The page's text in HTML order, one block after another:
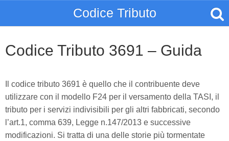
Codice Tributo
Codice Tributo 3691 – Guida
Il codice tributo 3691 è quello che il contribuente deve
utilizzare con il modello F24 per il versamento della TASI, il
tributo per i servizi indivisibili per gli altri fabbricati, secondo
l’art.1, comma 639, Legge n.147/2013 e successive
modificazioni. Si tratta di una delle storie più tormentate